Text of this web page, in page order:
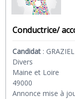
Conductrice/
Candidat :
Divers
Maine et Loire
49000
Annonce mise à